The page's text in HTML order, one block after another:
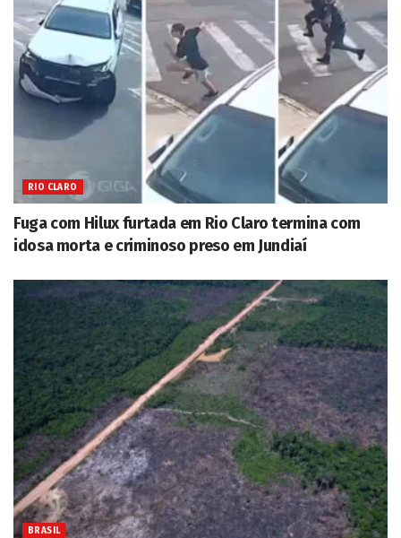
RIO CLARO
Fuga com Hilux furtada em Rio Claro termina com
idosa morta e criminoso preso em Jundiaí
BRASIL